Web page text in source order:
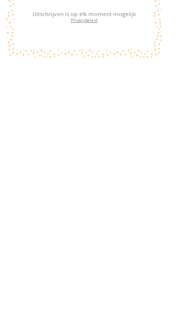
Uitschrijven is op elk moment mogelijk
Privacybeleid